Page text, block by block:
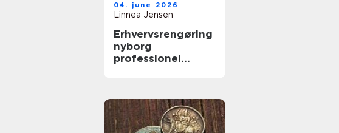
04. june 2026
Linnea Jensen
Erhvervsrengøring
nyborg
professionel